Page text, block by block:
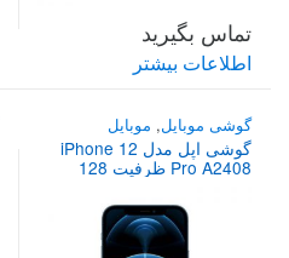
تماس بگیرید
اطلاعات بیشتر
گوشی موبایل, موبایل
گوشی اپل مدل iPhone 12
Pro A2408 ظرفیت 128